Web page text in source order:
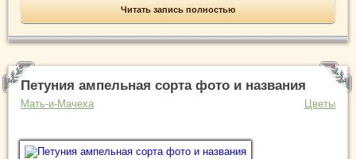
Читать запись полностью
Петуния ампельная сорта фото и названия
Мать-и-Мачеха Цветы